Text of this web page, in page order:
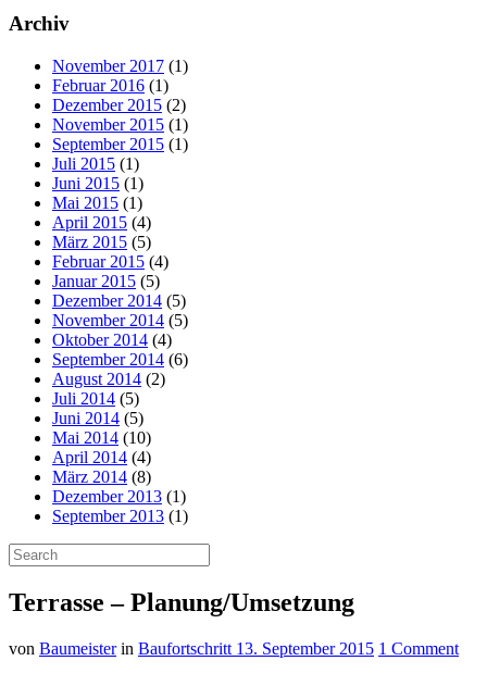
Archiv
November 2017 (1)
Februar 2016 (1)
Dezember 2015 (2)
November 2015 (1)
September 2015 (1)
Juli 2015 (1)
Juni 2015 (1)
Mai 2015 (1)
April 2015 (4)
März 2015 (5)
Februar 2015 (4)
Januar 2015 (5)
Dezember 2014 (5)
November 2014 (5)
Oktober 2014 (4)
September 2014 (6)
August 2014 (2)
Juli 2014 (5)
Juni 2014 (5)
Mai 2014 (10)
April 2014 (4)
März 2014 (8)
Dezember 2013 (1)
September 2013 (1)
Terrasse – Planung/Umsetzung
von Baumeisterin Baufortschritt 13. September 2015 1 Comment